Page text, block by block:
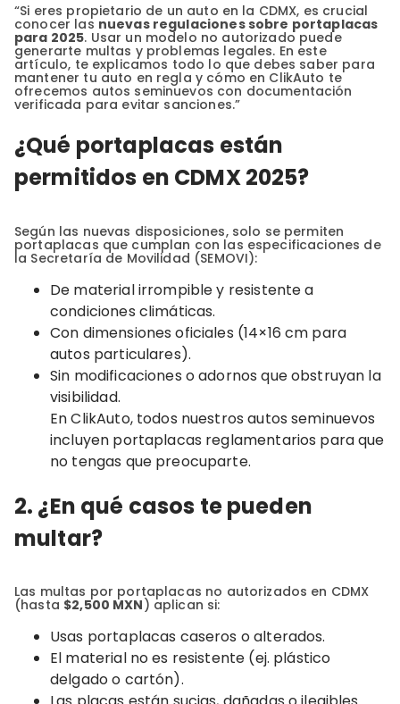
“Si eres propietario de un auto en la CDMX, es crucial
conocer las nuevas regulaciones sobre portaplacas
para 2025. Usar un modelo no autorizado puede
generarte multas y problemas legales. En este
artículo, te explicamos todo lo que debes saber para
mantener tu auto en regla y cómo en ClikAuto te
ofrecemos autos seminuevos con documentación
verificada para evitar sanciones.”
¿Qué portaplacas están
permitidos en CDMX 2025?
Según las nuevas disposiciones, solo se permiten
portaplacas que cumplan con las especificaciones de
la Secretaría de Movilidad (SEMOVI):
De material irrompible y resistente a
condiciones climáticas.
Con dimensiones oficiales (14×16 cm para
autos particulares).
Sin modificaciones o adornos que obstruyan la
visibilidad.
En ClikAuto, todos nuestros autos seminuevos
incluyen portaplacas reglamentarios para que
no tengas que preocuparte.
2. ¿En qué casos te pueden
multar?
Las multas por portaplacas no autorizados en CDMX
(hasta $2,500 MXN) aplican si:
Usas portaplacas caseros o alterados.
El material no es resistente (ej. plástico
delgado o cartón).